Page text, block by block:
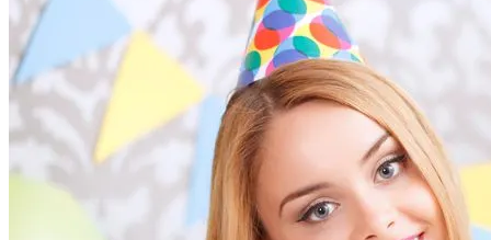
Обновление Для Range Rover Velar:
«умные» Фары, Новый Салон,
Улучшение PHEV-Версии